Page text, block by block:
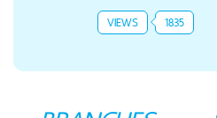
VIEWS 1835